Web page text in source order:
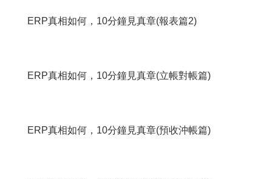
ERP真相如何，10分鐘見真章(報表篇2)
ERP真相如何，10分鐘見真章(立帳對帳篇)
ERP真相如何，10分鐘見真章(預收沖帳篇)